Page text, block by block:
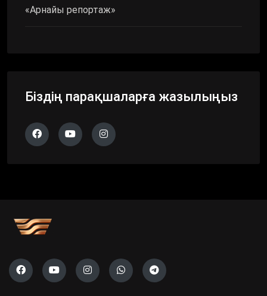
«Арнайы репортаж»
Біздің парақшаларға жазылыңыз